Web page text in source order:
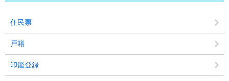
住民票
戸籍
印鑑登録